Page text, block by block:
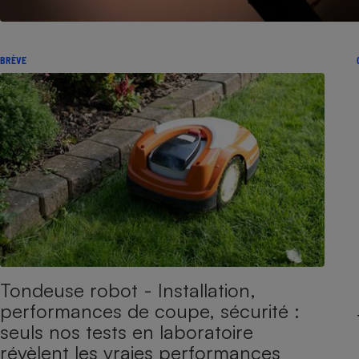
BRÈVE
Tondeuse robot - Installation,
performances de coupe, sécurité :
seuls nos tests en laboratoire
révèlent les vraies performances
Complément
alimentaire
Assurance emprunteur
Petit électroménager
Internet
Téléviseur
Matelas
Mutuelle